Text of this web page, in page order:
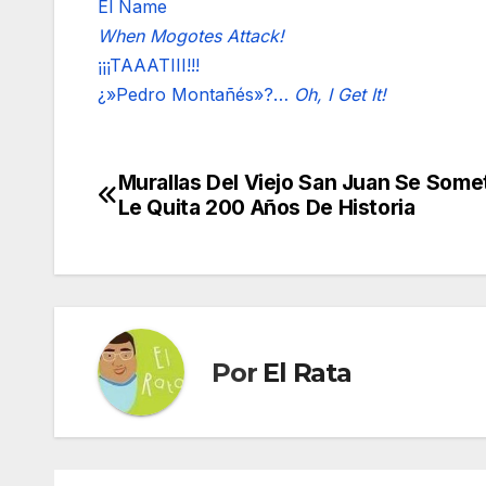
El Ñame
When Mogotes Attack!
¡¡¡TAAATIII!!!
¿»Pedro Montañés»?… Oh, I Get It!
Navegación
entradas
Murallas Del Viejo San Juan Se
Le Quita 200 Años De Historia
Por El Rata